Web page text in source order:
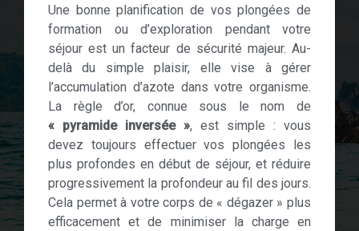
Une bonne planification de vos plongées de
formation ou d’exploration pendant votre
séjour est un facteur de sécurité majeur. Au-
delà du simple plaisir, elle vise à gérer
l’accumulation d’azote dans votre organisme.
La règle d’or, connue sous le nom de
« pyramide inversée », est simple : vous
devez toujours effectuer vos plongées les
plus profondes en début de séjour, et réduire
progressivement la profondeur au fil des jours.
Cela permet à votre corps de « dégazer » plus
efficacement et de minimiser la charge en